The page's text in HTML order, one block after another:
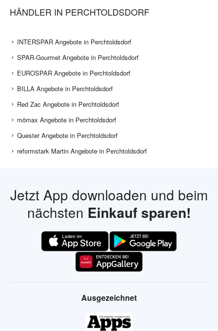
HÄNDLER IN PERCHTOLDSDORF
INTERSPAR Angebote in Perchtoldsdorf
SPAR-Gourmet Angebote in Perchtoldsdorf
EUROSPAR Angebote in Perchtoldsdorf
BILLA Angebote in Perchtoldsdorf
Red Zac Angebote in Perchtoldsdorf
mömax Angebote in Perchtoldsdorf
Quester Angebote in Perchtoldsdorf
reformstark Martin Angebote in Perchtoldsdorf
Jetzt App downloaden und beim
nächsten Einkauf sparen!
Ausgezeichnet